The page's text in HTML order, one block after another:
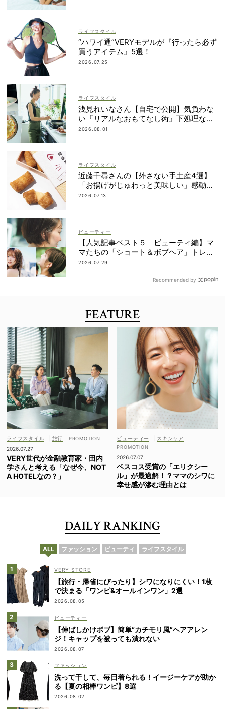
ライフスタイル
“ハワイ通”VERYモデルが『行ったら必ず
買うアイテム』5選！
2026.07.25
ライフスタイル
浅見れいなさん【自宅で公開】気負わな
い『リアルなおもてなし術』下処理なし
レシピや愛用品も
2026.08.01
ライフスタイル
近藤千尋さんの【外さない手土産4選】
「お揚げがじゅわっと美味しい」感動も
のの逸品とは？
2026.07.13
ビューティー
【人気記事ベスト５｜ビューティ編】マ
マたちの「ショート＆ボブヘア」トレン
ドが丸わかり！
2026.07.29
Recommended by
FEATURE
ライフスタイル
旅行
2026.07.27
VERY世代が金融教育家・田内
学さんと考える「なぜ今、NOT
A HOTELなの？」
ビューティー スキンケア
2026.07.07
ベスコス受賞の「エリクシー
ル」が最適解！？ママのシワに
幸せ感が滲む理由とは
DAILY RANKING
ALL ファッション ビューティ ライフスタイル
VERY STORE
【旅行・帰省にぴったり】シワになりにくい！1枚
で決まる「ワンピ&オールインワン」2選
2026.08.05
ビューティー
【伸ばしかけボブ】簡単“カチモリ風”ヘアアレン
ジ！キャップを被っても潰れない
2026.08.07
ファッション
洗って干して、毎日着られる！イージーケアが助か
る【夏の相棒ワンピ】8選
2026.08.02